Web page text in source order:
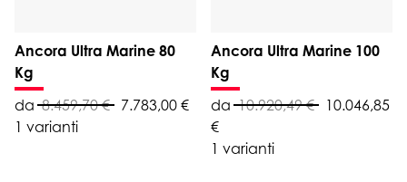
Ancora Ultra Marine 80
Kg
da 8.459,70 €
7.783,00 €
1 varianti
Ancora Ultra Marine 100
Kg
da 10.920,49 €
10.046,85
€
1 varianti